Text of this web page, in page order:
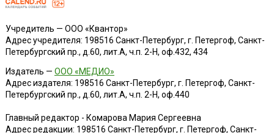
Учредитель — ООО «Квантор»
Адрес учредителя: 198516 Санкт-Петербург, г. Петергоф, Санкт-
Петербургский пр., д.60, лит.А, ч.п. 2-Н, оф.432, 434
Издатель — ООО «МЕДИО»
Адрес издателя: 198516 Санкт-Петербург, г. Петергоф, Санкт-
Петербургский пр., д.60, лит.А, ч.п. 2-Н, оф.440
Главный редактор - Комарова Мария Сергеевна
Адрес редакции: 198516 Санкт-Петербург, г. Петергоф, Санкт-